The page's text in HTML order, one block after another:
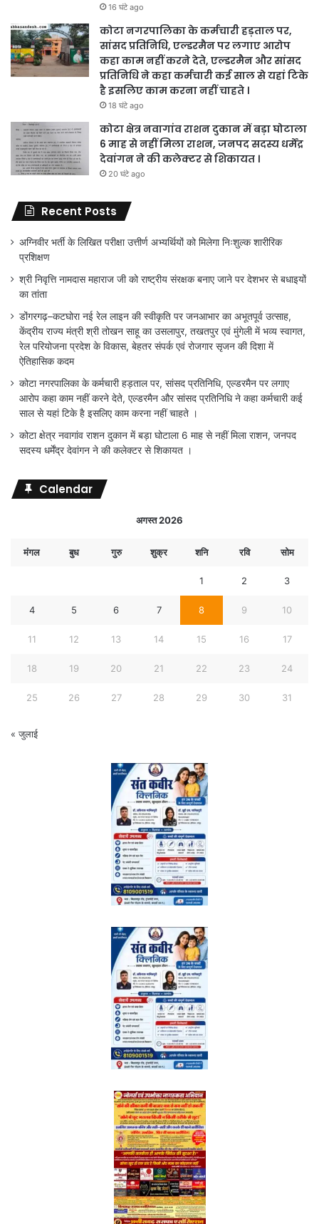
16 घंटे ago
कोटा नगरपालिका के कर्मचारी हड़ताल पर,
सांसद प्रतिनिधि, एल्डरमैन पर लगाए आरोप
कहा काम नहीं करने देते, एल्डरमैन और सांसद
प्रतिनिधि ने कहा कर्मचारी कई साल से यहां टिके
है इसलिए काम करना नहीं चाहते ।
18 घंटे ago
कोटा क्षेत्र नवागांव राशन दुकान में बड़ा घोटाला
6 माह से नहीं मिला राशन, जनपद सदस्य धर्मेंद्र
देवांगन ने की कलेक्टर से शिकायत ।
20 घंटे ago
Recent Posts
अग्निवीर भर्ती के लिखित परीक्षा उत्तीर्ण अभ्यर्थियों को मिलेगा निःशुल्क शारीरिक
प्रशिक्षण
श्री निवृत्ति नामदास महाराज जी को राष्ट्रीय संरक्षक बनाए जाने पर देशभर से बधाइयों
का तांता
डोंगरगढ़–कटघोरा नई रेल लाइन की स्वीकृति पर जनआभार का अभूतपूर्व उत्साह,
केंद्रीय राज्य मंत्री श्री तोखन साहू का उसलापुर, तखतपुर एवं मुंगेली में भव्य स्वागत,
रेल परियोजना प्रदेश के विकास, बेहतर संपर्क एवं रोजगार सृजन की दिशा में
ऐतिहासिक कदम
कोटा नगरपालिका के कर्मचारी हड़ताल पर, सांसद प्रतिनिधि, एल्डरमैन पर लगाए
आरोप कहा काम नहीं करने देते, एल्डरमैन और सांसद प्रतिनिधि ने कहा कर्मचारी कई
साल से यहां टिके है इसलिए काम करना नहीं चाहते ।
कोटा क्षेत्र नवागांव राशन दुकान में बड़ा घोटाला 6 माह से नहीं मिला राशन, जनपद
सदस्य धर्मेंद्र देवांगन ने की कलेक्टर से शिकायत ।
Calendar
अगस्त 2026
मंगल बुध गुरु शुक्र शनि रवि सोम
1 2 3
4 5 6 7 8 9 10
11 12 13 14 15 16 17
18 19 20 21 22 23 24
25 26 27 28 29 30 31
« जुलाई